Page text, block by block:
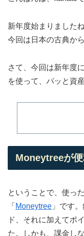
新年度始まりました
今回は日本の古典か
さて、今回は新年度
を使って、パッと資
Moneytreeが
ということで、使っ
「 Moneytree 」です
ド、それに加えてポ
た。しかも、課金し